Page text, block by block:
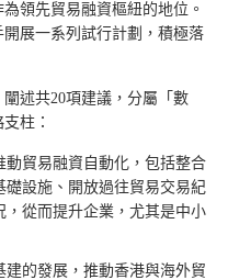
領先貿易融資樞紐的地位。
展一系列試行計劃，積極落
述共20項建議，分屬「數
柱：
貿易融資自動化，包括整合
設施、開放過往貿易交易紀
從而提升企業，尤其是中小
的發展，推動香港與海外貿